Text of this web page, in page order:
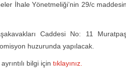
İhale Yönetmeliği’nin 29/c
Caddesi No: 11
huzurunda yapılacak.
bilgi için tıklayınız.